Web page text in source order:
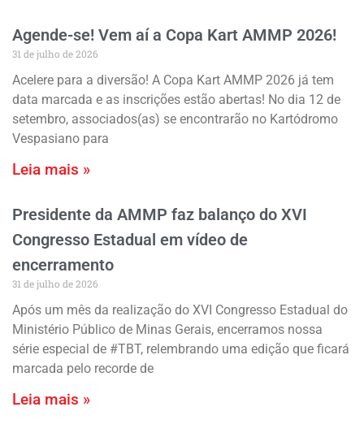
Agende-se! Vem aí a Copa Kart AMMP 2026!
31 de julho de 2026
Acelere para a diversão! A Copa Kart AMMP 2026 já tem
data marcada e as inscrições estão abertas! No dia 12 de
setembro, associados(as) se encontrarão no Kartódromo
Vespasiano para
Leia mais »
Presidente da AMMP faz balanço do XVI
Congresso Estadual em vídeo de
encerramento
31 de julho de 2026
Após um mês da realização do XVI Congresso Estadual do
Ministério Público de Minas Gerais, encerramos nossa
série especial de #TBT, relembrando uma edição que ficará
marcada pelo recorde de
Leia mais »